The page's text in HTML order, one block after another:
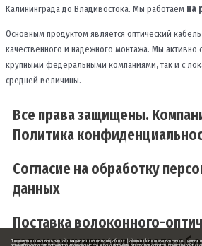
Калининграда до Владивостока. Мы работаем на
Основным продуктом является оптический
качественного и надежного монтажа. Мы активно
крупными федеральными компаниями, так и с
средней величины.
Все права защищены.
Политика
Согласие на обработку
данных
Поставка волоконного-
телекоммуникационного
Продолжая использовать наш сайт, вы даете согласие на обработку файлов cookie и пользовательских